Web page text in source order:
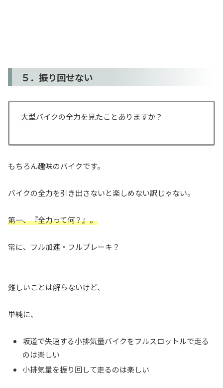
５．振り回せない
大型バイクの全力を見たことありますか？
もちろん趣味のバイクです。
バイクの全力を引き出さないと楽しめない訳じゃない。
第一、『全力って何？』。
常に、フル加速・フルブレーキ？
難しいことは解らないけど、
単純に、
坂道で失速する小排気量バイクをフルスロットルで走る
のは楽しい
小排気量を振り回して走るのは楽しい